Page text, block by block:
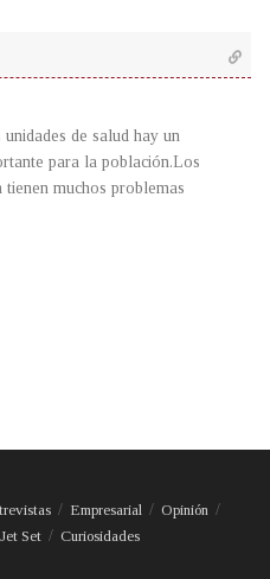
de salud hay un
para la población.Los
muchos problemas
Empresarial
Opinión
Jet Set Curiosidades